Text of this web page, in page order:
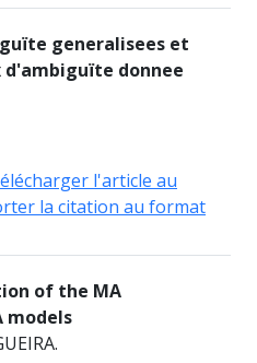
generalisees et
d'ambiguïte donnee
l'article au
la citation au format
of the MA
models